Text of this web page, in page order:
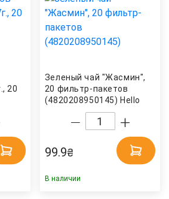
20
Зеленый чай "Жасмин",
20 фильтр-пакетов
(4820208950145) Hello
99.9₴
В наличии